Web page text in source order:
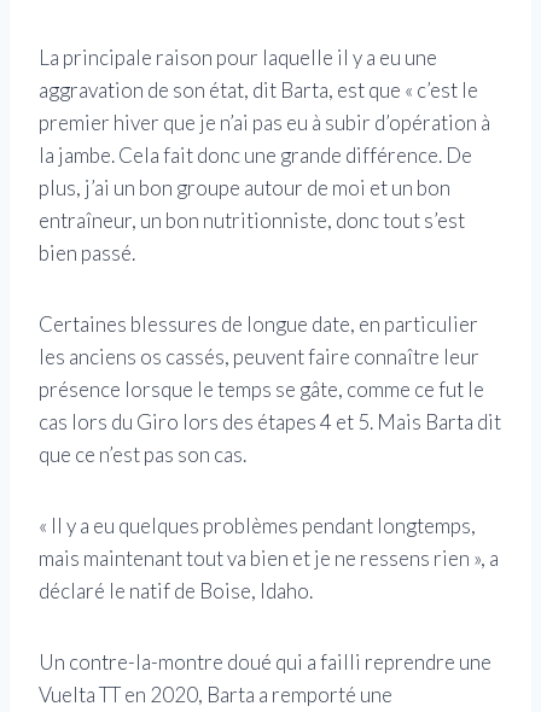
La principale raison pour laquelle il y a eu une
aggravation de son état, dit Barta, est que « c’est le
premier hiver que je n’ai pas eu à subir d’opération à
la jambe. Cela fait donc une grande différence. De
plus, j’ai un bon groupe autour de moi et un bon
entraîneur, un bon nutritionniste, donc tout s’est
bien passé.
Certaines blessures de longue date, en particulier
les anciens os cassés, peuvent faire connaître leur
présence lorsque le temps se gâte, comme ce fut le
cas lors du Giro lors des étapes 4 et 5. Mais Barta dit
que ce n’est pas son cas.
« Il y a eu quelques problèmes pendant longtemps,
mais maintenant tout va bien et je ne ressens rien », a
déclaré le natif de Boise, Idaho.
Un contre-la-montre doué qui a failli reprendre une
Vuelta TT en 2020, Barta a remporté une